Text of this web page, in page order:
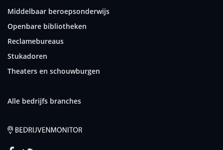
Middelbaar beroepsonderwijs
Openbare bibliotheken
Reclamebureaus
Stukadoren
Theaters en schouwburgen
Alle bedrijfs branches